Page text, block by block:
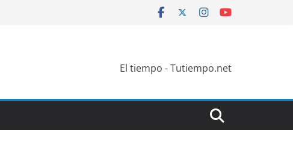
El tiempo - Tutiempo.net